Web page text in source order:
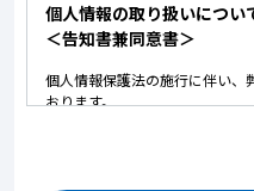
個人情報の取り扱いについ
＜告知書兼同意書＞
個人情報保護法の施行に伴い、
おります。